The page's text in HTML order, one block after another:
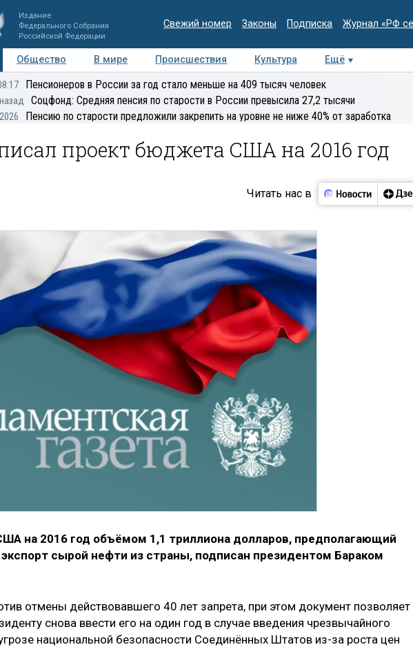
Издание
Федерального Собрания
Российской Федерации
Свежий номер Законы Подписка Журнал «РФ
Общество В мире Происшествия Культура
Ещё
Регионы Медиацентр Интервью Колумнисты
Пенсионеров в России за год стало меньше на 409 тысяч человек
Соцфонд: Средняя пенсия по старости в России превысила 27,2 тысячи
Пенсию по старости предложили закрепить на уровне не ниже 40% от заработка
проект бюджета США на 2016 год
Читать нас в
на 2016 год объёмом 1,1 триллиона долларов, предполагающий
экспорт сырой нефти из страны, подписан президентом Бараком
отмены действовавшего 40 лет запрета, при этом документ позволяет
снова ввести его на один год в случае введения чрезвычайного
национальной безопасности Соединённых Штатов из-за роста цен